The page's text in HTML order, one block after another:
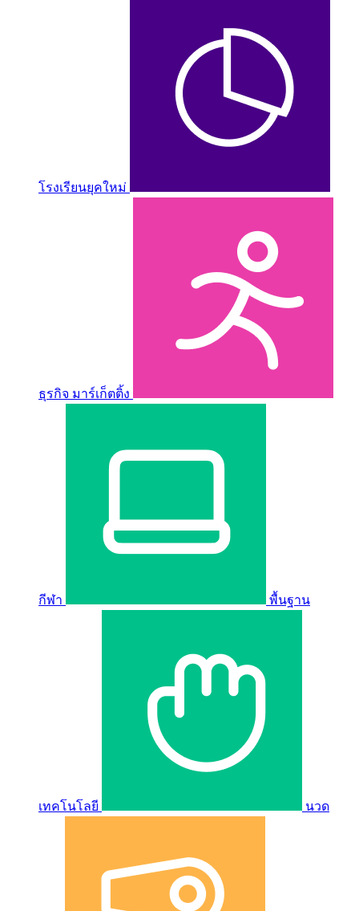
โรงเรียนยุคใหม่
ธุรกิจ มาร์เก็ตติ้ง
กีฬา พื้นฐาน
เทคโนโลยี นวด